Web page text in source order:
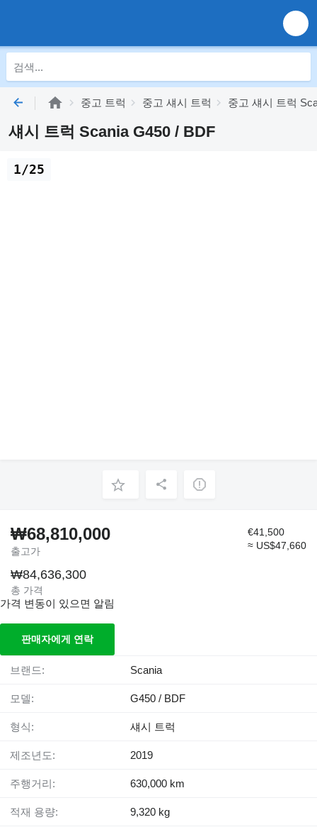
중고 트럭 중고 섀시 트럭 중고 섀시 트럭
섀시 트럭 Scania G450 / BDF
1/25
₩68,810,000
출고가
€41,500
≈ US$47,660
₩84,636,300
총 가격
가격 변동이 있으면 알림
판매자에게 연락
브랜드: Scania
모델: G450 / BDF
형식: 섀시 트럭
제조년도: 2019
주행거리: 630,000 km
적재 용량: 9,320 kg